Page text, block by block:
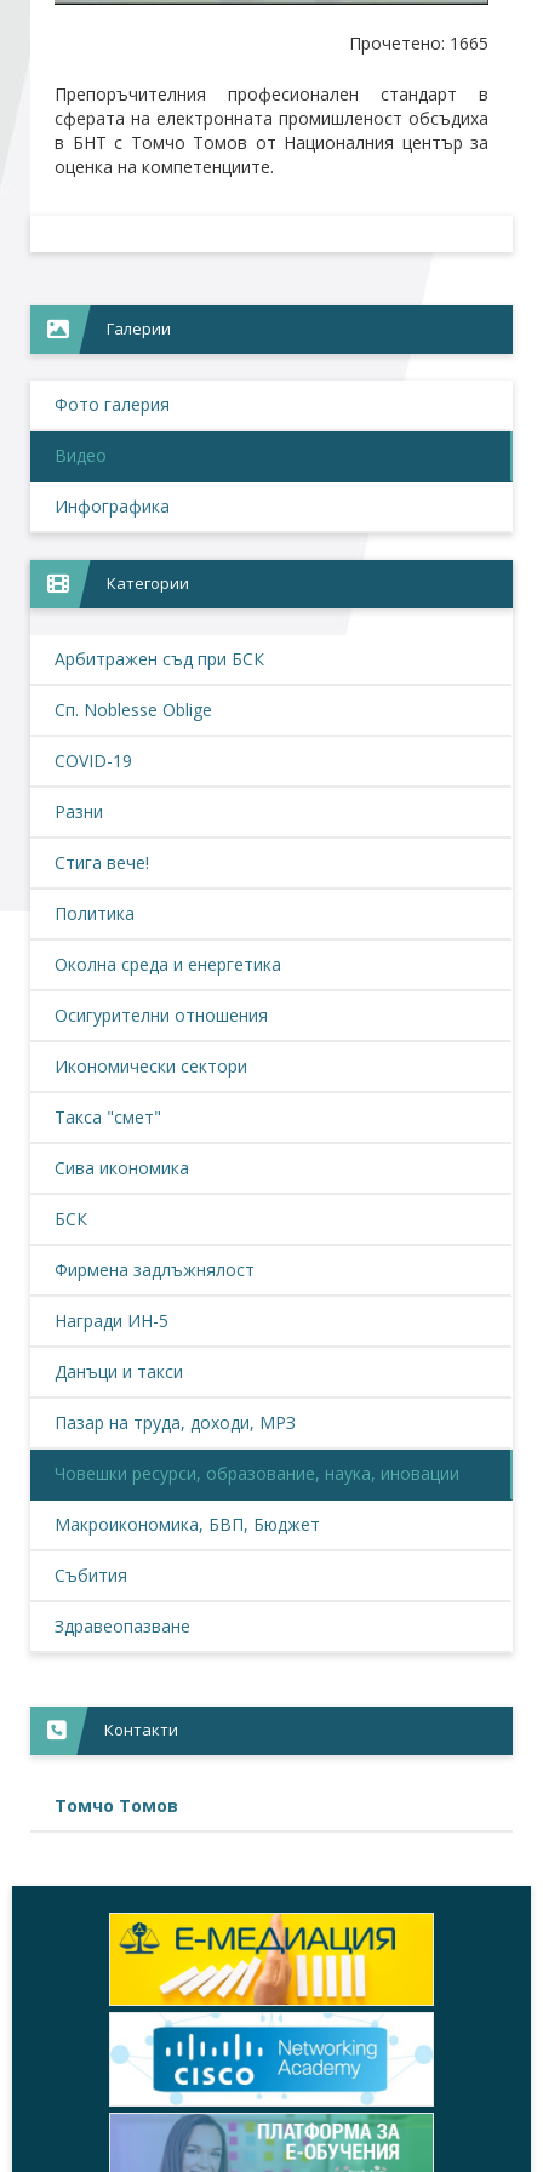
Абонирайте се!
Прочетено: 1665
Препоръчителния професионален стандарт в
сферата на електронната промишленост обсъдиха
в БНТ с Томчо Томов от Националния център за
оценка на компетенциите.
Галерии
Фото галерия
Видео
Инфографика
Категории
Арбитражен съд при БСК
Сп. Noblesse Oblige
COVID-19
Разни
Стига вече!
Политика
Околна среда и енергетика
Осигурителни отношения
Икономически сектори
Такса "смет"
Сива икономика
БСК
Фирмена задлъжнялост
Награди ИН-5
Данъци и такси
Пазар на труда, доходи, МРЗ
Човешки ресурси, образование, наука, иновации
Макроикономика, БВП, Бюджет
Събития
Здравеопазване
Контакти
Томчо Томов